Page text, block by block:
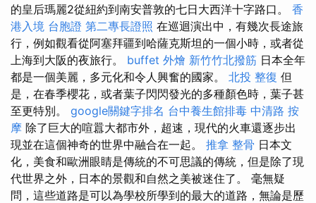
的皇后瑪麗2從紐約到南安普敦的七日大西洋十字路口。 香
港入境 台胞證 第二專長證照 在巡迴演出中，有幾次長途旅
行，例如觀看從阿塞拜疆到哈薩克斯坦的一個小時，或者從
上海到大阪的夜旅行。 buffet 外燴 新竹竹北撥筋 日本全年
都是一個美麗，多元化和令人興奮的國家。 北投 整復 但
是，在春季櫻花，或者葉子閃閃發光的多種顏色時，葉子甚
至更特別。 google關鍵字排名 台中養生館排毒 中清路 按
摩 除了巨大的喧囂大都市外，超速，現代的火車還逐步出
現並在這個神奇的世界中融合在一起。 推拿 整骨 日本文
化，美食和歐洲眼睛是傳統的不可思議的傳統，但是除了現
代世界之外，日本的景觀和自然之美被迷住了。 毫無疑
問，這些道路是可以為學校所學到的最大的道路，無論是歷